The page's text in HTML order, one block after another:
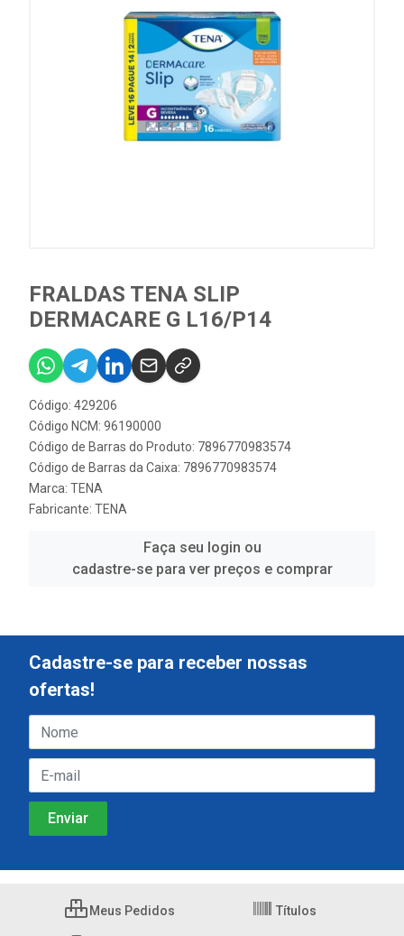
FRALDAS TENA SLIP
DERMACARE G L16/P14
Código: 429206
Código NCM: 96190000
Código de Barras do Produto: 7896770983574
Código de Barras da Caixa: 7896770983574
Marca: TENA
Fabricante: TENA
Faça seu login ou
cadastre-se para ver preços e comprar
Cadastre-se para receber nossas
ofertas!
Meus Pedidos Títulos